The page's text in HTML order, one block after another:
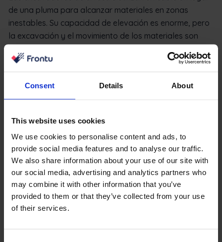
Consent Details About
This website uses cookies
We use cookies to personalise content and ads, to
provide social media features and to analyse our traffic.
We also share information about your use of our site with
our social media, advertising and analytics partners who
may combine it with other information that you’ve
provided to them or that they’ve collected from your use
of their services.
de una pluma para alcanzar materiales en zonas
inestables. Su capacidad de elevación es enorme, pero
la excavación y el movimiento de los materiales son
una excavadora: ¿cuánto dura
En las excavadoras modernas, las horas de
funcionamiento pueden oscilar entre 5.000 y hasta
20.000. Hay muchos factores que influyen en estas
cifras, y la mejor herramienta para alargar su vida útil
es una sencilla lista de comprobación del
mantenimiento. Sin un historial de mantenimiento
adecuado, es posible que los operadores y los técnicos